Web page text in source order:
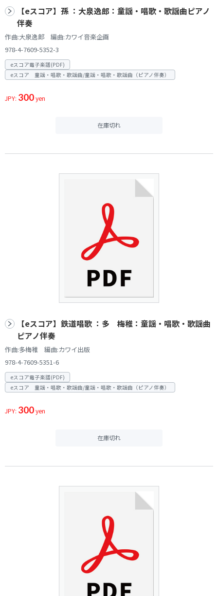
【eスコア】孫 ：大泉逸郎：童謡・唱歌・歌謡曲ピアノ
伴奏
作曲:大泉逸郎 編曲:カワイ音楽企画
978-4-7609-5352-3
eスコア電子楽譜(PDF)
eスコア 童謡・唱歌・歌謡曲/童謡・唱歌・歌謡曲（ピアノ伴奏）
JPY: 300yen
在庫切れ
【eスコア】鉄道唱歌 ：多 梅稚：童謡・唱歌・歌謡曲
ピアノ伴奏
作曲:多梅稚 編曲:カワイ出版
978-4-7609-5351-6
eスコア電子楽譜(PDF)
eスコア 童謡・唱歌・歌謡曲/童謡・唱歌・歌謡曲（ピアノ伴奏）
JPY: 300yen
在庫切れ